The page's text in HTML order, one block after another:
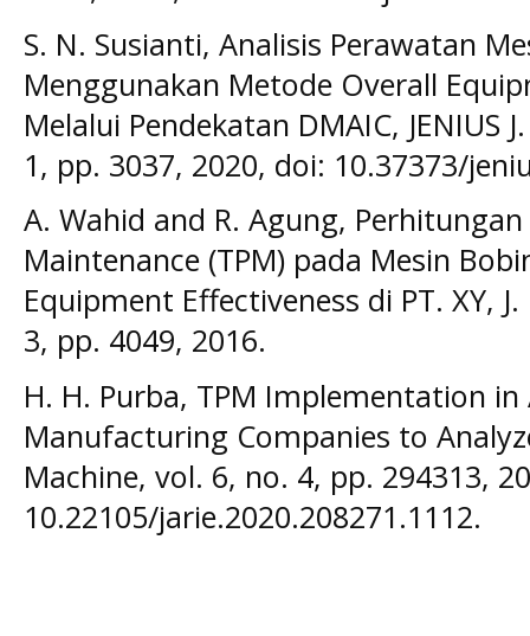
S. N. Susianti, Analisis Perawatan
Menggunakan Metode Overall
Melalui Pendekatan DMAIC, JENIUS
1, pp. 3037, 2020, doi: 10.37373/
A. Wahid and R. Agung,
Maintenance (TPM) pada Mesin
Equipment Effectiveness di PT. XY,
3, pp. 4049, 2016.
H. H. Purba, TPM Implementation
Manufacturing Companies to
Machine, vol. 6, no. 4, pp. 294313,
10.22105/jarie.2020.208271.1112.